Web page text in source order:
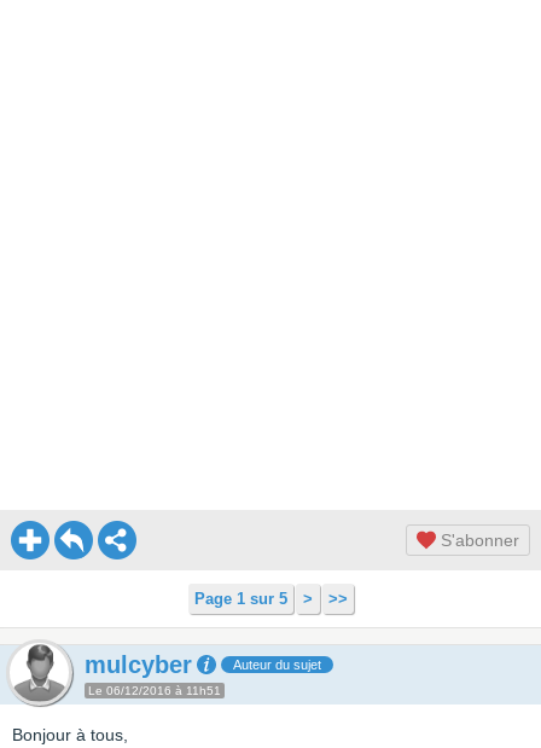
S'abonner
Page 1 sur 5 > >>
mulcyber Auteur du sujet
Le 06/12/2016 à 11h51
Bonjour à tous,